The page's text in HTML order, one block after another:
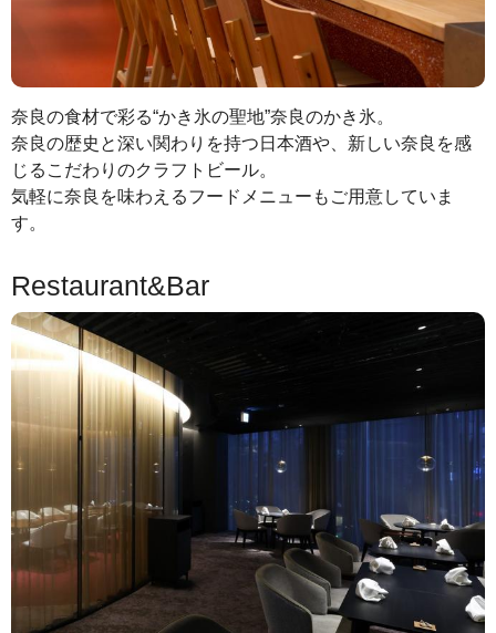
奈良の食材で彩る“かき氷の聖地”奈良のかき氷。
奈良の歴史と深い関わりを持つ日本酒や、新しい奈良を感
じるこだわりのクラフトビール。
気軽に奈良を味わえるフードメニューもご用意していま
す。
Restaurant&Bar